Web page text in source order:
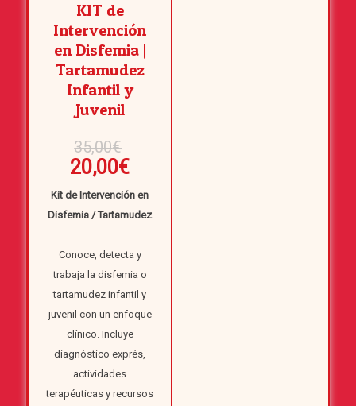
KIT de
Intervención
en Disfemia |
Tartamudez
Infantil y
Juvenil
35,00€
precio
original
era:
35,00€.
20,00€El
precio
actual
es:
Kit de Intervención en
Disfemia / Tartamudez
Conoce, detecta y
trabaja la disfemia o
tartamudez infantil y
juvenil con un enfoque
clínico. Incluye
diagnóstico exprés,
actividades
terapéuticas y recursos